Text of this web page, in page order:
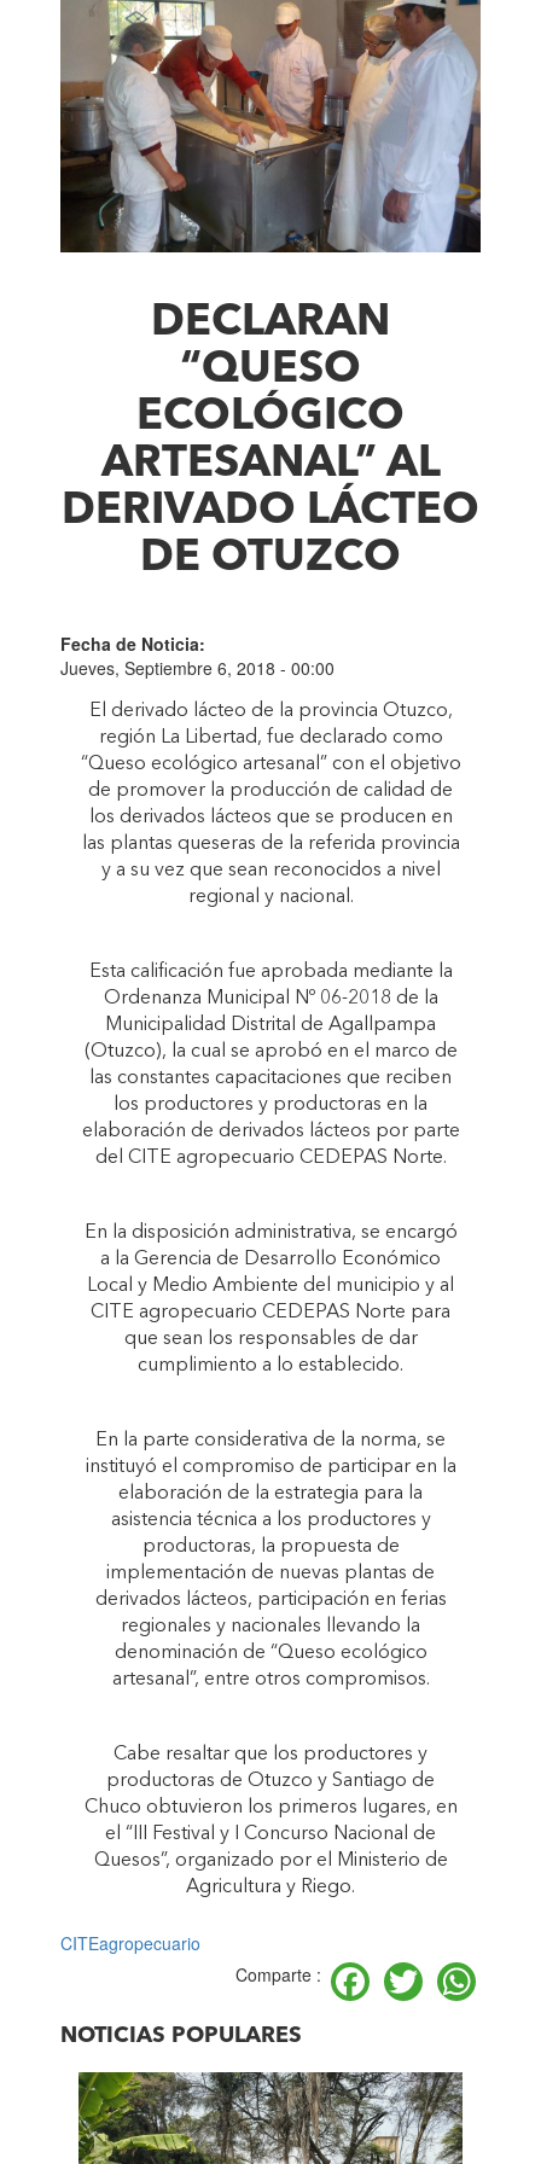
DECLARAN
“QUESO
ECOLÓGICO
ARTESANAL” AL
DERIVADO LÁCTEO
DE OTUZCO
Fecha de Noticia:
Jueves, Septiembre 6, 2018 - 00:00
El derivado lácteo de la provincia Otuzco,
región La Libertad, fue declarado como
“Queso ecológico artesanal” con el objetivo
de promover la producción de calidad de
los derivados lácteos que se producen en
las plantas queseras de la referida provincia
y a su vez que sean reconocidos a nivel
regional y nacional.
Esta calificación fue aprobada mediante la
Ordenanza Municipal Nº 06-2018 de la
Municipalidad Distrital de Agallpampa
(Otuzco), la cual se aprobó en el marco de
las constantes capacitaciones que reciben
los productores y productoras en la
elaboración de derivados lácteos por parte
del CITE agropecuario CEDEPAS Norte.
En la disposición administrativa, se encargó
a la Gerencia de Desarrollo Económico
Local y Medio Ambiente del municipio y al
CITE agropecuario CEDEPAS Norte para
que sean los responsables de dar
cumplimiento a lo establecido.
En la parte considerativa de la norma, se
instituyó el compromiso de participar en la
elaboración de la estrategia para la
asistencia técnica a los productores y
productoras, la propuesta de
implementación de nuevas plantas de
derivados lácteos, participación en ferias
regionales y nacionales llevando la
denominación de “Queso ecológico
artesanal”, entre otros compromisos.
Cabe resaltar que los productores y
productoras de Otuzco y Santiago de
Chuco obtuvieron los primeros lugares, en
el “III Festival y I Concurso Nacional de
Quesos”, organizado por el Ministerio de
Agricultura y Riego.
CITEagropecuario
Comparte :
Facebook
Twitter
NOTICIAS POPULARES